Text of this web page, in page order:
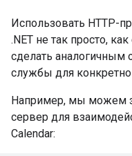
Использовать HTTP-
.NET не так просто,
сделать аналогичным
службы для
Например, мы можем
сервер для
Calendar: